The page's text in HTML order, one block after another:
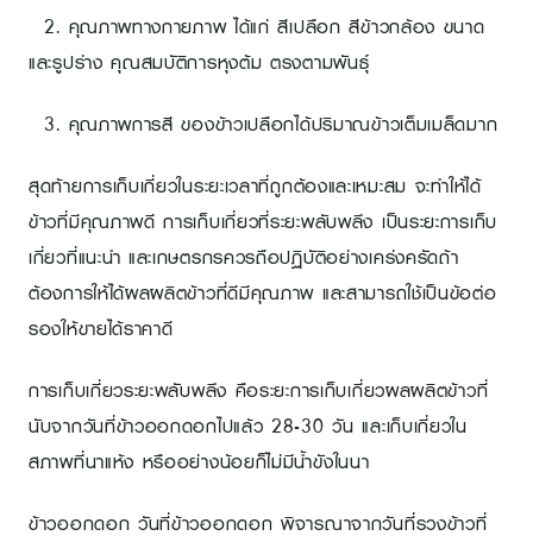
2. คุณภาพทางกายภาพ ได้แก่ สีเปลือก สีข้าวกล้อง ขนาด
และรูปร่าง คุณสมบัติการหุงต้ม ตรงตามพันธุ์
3. คุณภาพการสี ของข้าวเปลือกได้ปริมาณข้าวเต็มเมล็ดมาก
สุดท้ายการเก็บเกี่ยวในระยะเวลาที่ถูกต้องและเหมะสม จะทำให้ได้
ข้าวที่มีคุณภาพดี การเก็บเกี่ยวที่ระยะพลับพลึง เป็นระยะการเก็บ
เกี่ยวที่แนะนำ และเกษตรกรควรถือปฏิบัติอย่างเคร่งครัดถ้า
ต้องการให้ได้ผลผลิตข้าวที่ดีมีคุณภาพ และสามารถใช้เป็นข้อต่อ
รองให้ขายได้ราคาดี
การเก็บเกี่ยวระยะพลับพลึง คือระยะการเก็บเกี่ยวผลผลิตข้าวที่
นับจากวันที่ข้าวออกดอกไปแล้ว 28-30 วัน และเก็บเกี่ยวใน
สภาพที่นาแห้ง หรืออย่างน้อยก็ไม่มีน้ำขังในนา
ข้าวออกดอก วันที่ข้าวออกดอก พิจารณาจากวันที่รวงข้าวที่